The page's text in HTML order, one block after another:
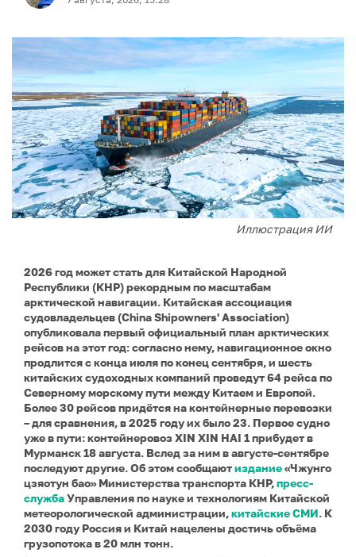
Иллюстрация ИИ
2026 год может стать для Китайской Народной
Республики (КНР) рекордным по масштабам
арктической навигации. Китайская ассоциация
судовладельцев (China Shipowners' Association)
опубликовала первый официальный план арктических
рейсов на этот год: согласно нему, навигационное окно
продлится с конца июля по конец сентября, и шесть
китайских судоходных компаний проведут 64 рейса по
Северному морскому пути между Китаем и Европой.
Более 30 рейсов придётся на контейнерные перевозки
– для сравнения, в 2025 году их было 23. Первое судно
уже в пути: контейнеровоз XIN XIN HAI 1 прибудет в
Мурманск 18 августа. Вслед за ним в августе-сентябре
последуют другие. Об этом сообщаютиздание«Чжунго
цзяотун бао» Министерства транспорта КНР,пресс-
службаУправления по науке и технологиям Китайской
метеорологической администрации,китайские СМИ. К
2030 году Россия и Китай нацелены достичь объёма
грузопотока в 20 млн тонн.